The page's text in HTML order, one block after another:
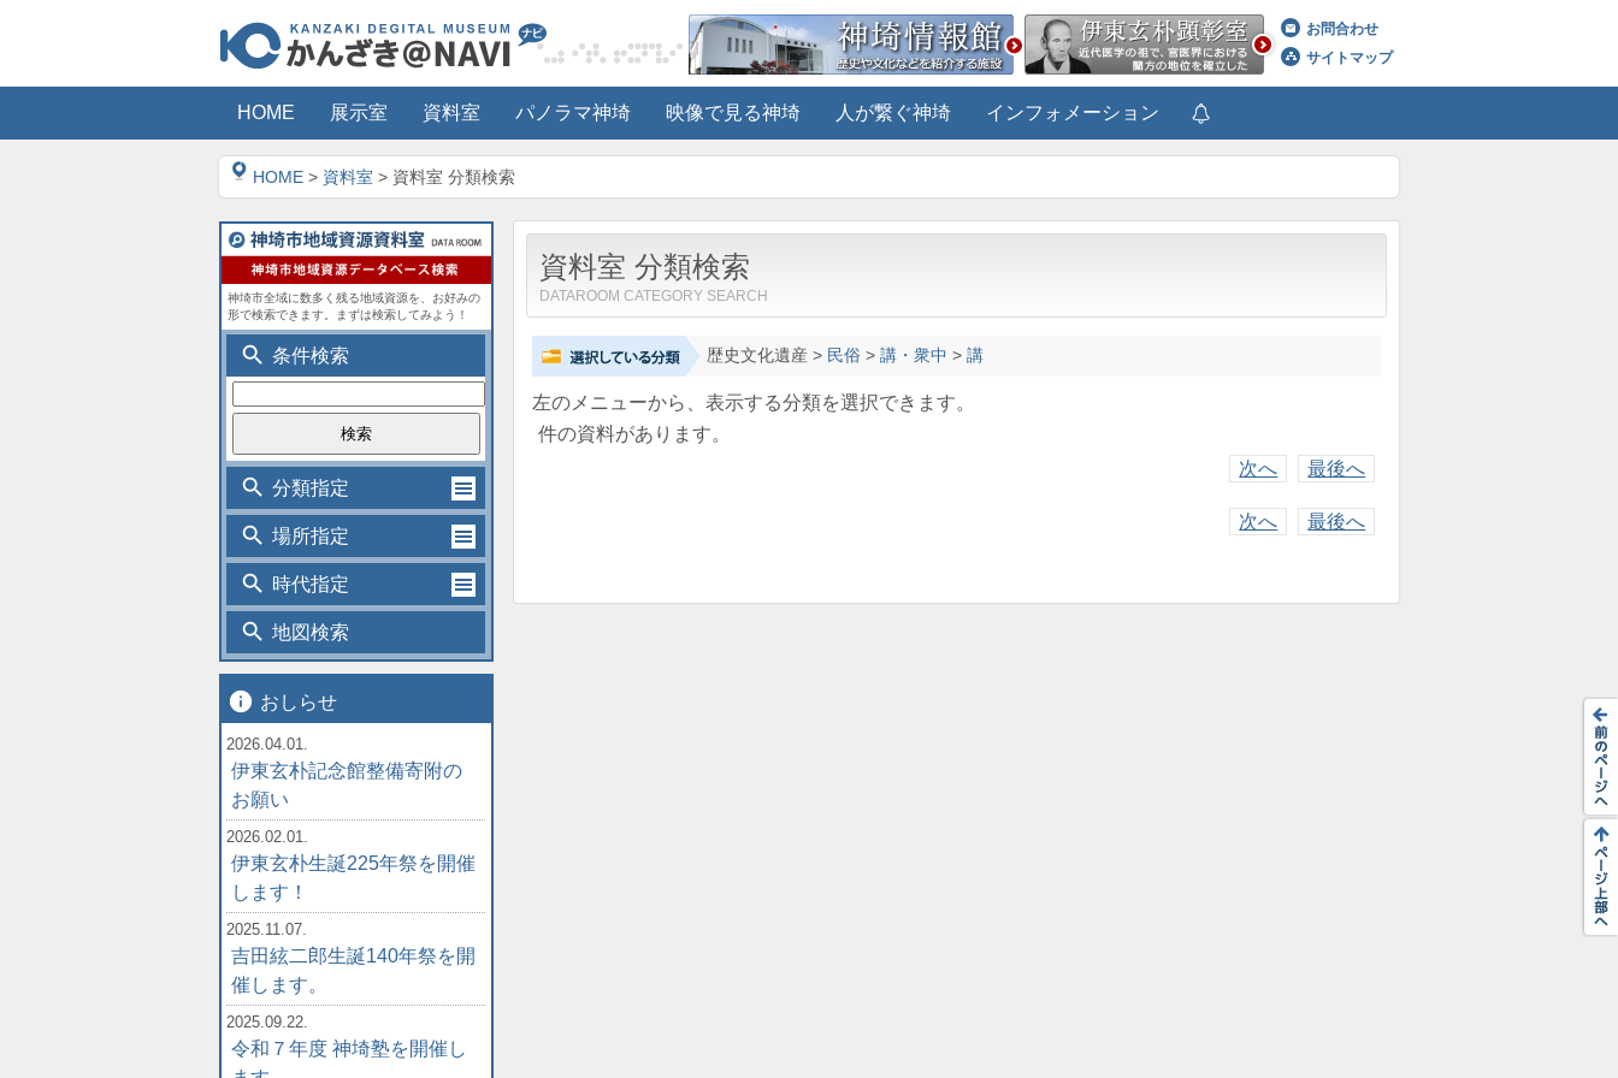
お問合わせ
サイトマップ
HOME 展示室 資料室 パノラマ神埼 映像で見る神埼 人が繋ぐ神埼 インフォメーション
HOME > 資料室 > 資料室 分類検索
資料室 分類検索
DATAROOM CATEGORY SEARCH
歴史文化遺産> 民俗> 講・衆中 > 講
左のメニューから、表示する分類を選択できます。
件の資料があります。
次へ
最後へ
次へ 最後へ
神埼市全域に数多く残る地域資源を、お好みの
形で検索できます。まずは検索してみよう！
search 条件検索
search 分類指定
search 場所指定
search 時代指定
search 地図検索
info おしらせ
2026.04.01.
伊東玄朴記念館整備寄附の
お願い
2026.02.01.
伊東玄朴生誕225年祭を開催
します！
2025.11.07.
吉田絃二郎生誕140年祭を開
催します。
2025.09.22.
令和７年度 神埼塾を開催し